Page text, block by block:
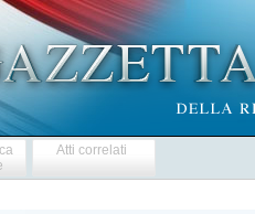
Atti correlati